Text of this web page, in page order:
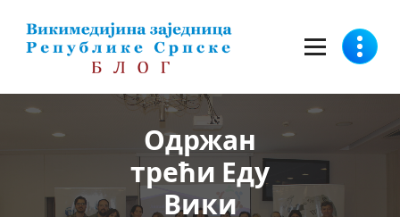
садржај
Одржан
трећи Еду
Вики